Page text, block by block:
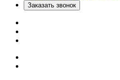
Заказать звонок